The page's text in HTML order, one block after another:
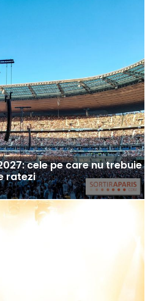
cele pe care nu trebuie
ratezi